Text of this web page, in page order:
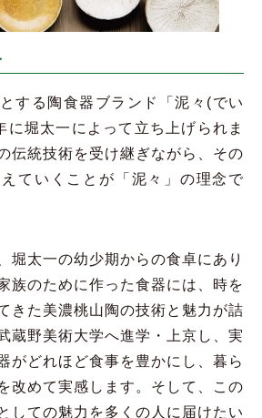
する陶食器ブランド「泥々(でい
に堀太一によって立ち上げられま
伝統技術を受け継ぎながら、その
ていくことが「泥々」の理念で
堀太一の幼少期からの食卓にあり
族のために作った食器には、時を
きた美濃桃山陶の技術と魅力が詰
蔵野美術大学へ進学・上京し、実
がどれほど食事を豊かにし、暮ら
改めて実感します。そして、この
しての魅力を多くの人に届けたい